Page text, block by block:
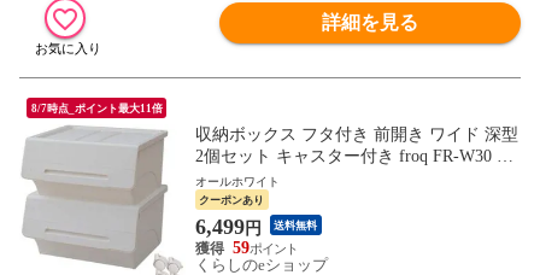
詳細を見る
8/7時点_ポイント最大11倍
収納ボックス フタ付き 前開き ワイド 深型
2個セット キャスター付き froq FR-W30 オ
ープンボックス おもちゃ箱 ふた付き ラン
ドリー収納 おもちゃ収納 隠す収納 サンカ
(SANKA) 【送料無料】
オールホワイト
クーポンあり
6,499円 送料無料
59
くらしのeショップ